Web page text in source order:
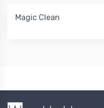
Magic Clean